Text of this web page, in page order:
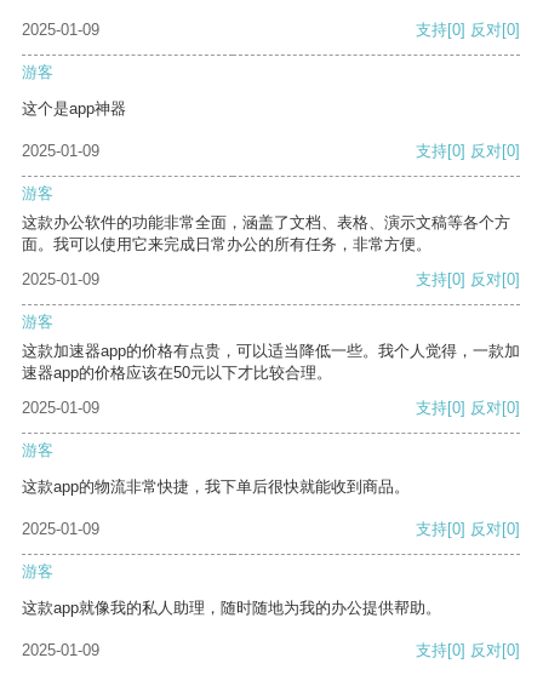
2025-01-09 支持[0] 反对[0]
游客
这个是app神器
2025-01-09 支持[0] 反对[0]
游客
这款办公软件的功能非常全面，涵盖了文档、表格、演示文稿等各个方
面。我可以使用它来完成日常办公的所有任务，非常方便。
2025-01-09
支持[0] 反对[0]
游客
这款加速器app的价格有点贵，可以适当降低一些。我个人觉得，一款加
速器app的价格应该在50元以下才比较合理。
2025-01-09
支持[0] 反对[0]
游客
这款app的物流非常快捷，我下单后很快就能收到商品。
2025-01-09 支持[0] 反对[0]
游客
这款app就像我的私人助理，随时随地为我的办公提供帮助。
2025-01-09 支持[0] 反对[0]